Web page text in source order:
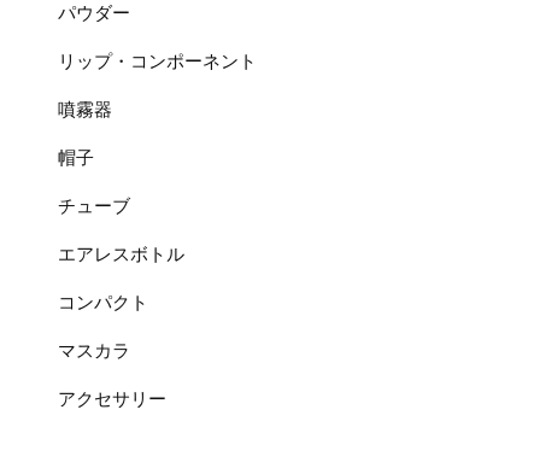
パウダー
リップ・コンポーネント
噴霧器
帽子
チューブ
エアレスボトル
コンパクト
マスカラ
アクセサリー